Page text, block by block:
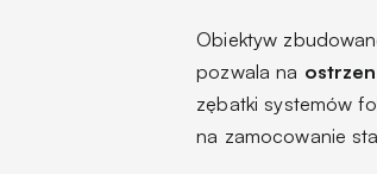
Obiektyw
pozwala na
zębatki systemów
na zamocowanie